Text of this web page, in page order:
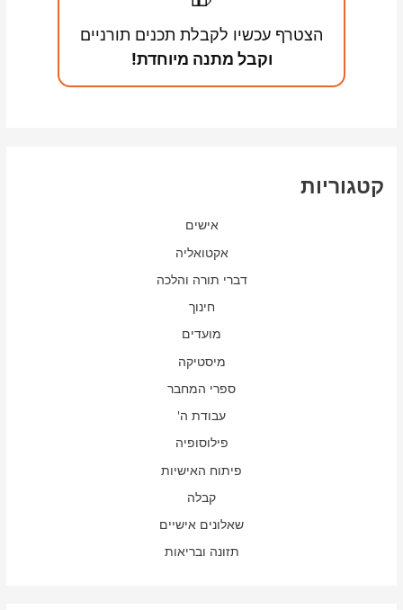
הצטרף עכשיו לקבלת תכנים תורניים
וקבל מתנה מיוחדת!
קטגוריות
אישים
אקטואליה
דברי תורה והלכה
חינוך
מועדים
מיסטיקה
ספרי המחבר
עבודת ה'
פילוסופיה
פיתוח האישיות
קבלה
שאלונים אישיים
תזונה ובריאות